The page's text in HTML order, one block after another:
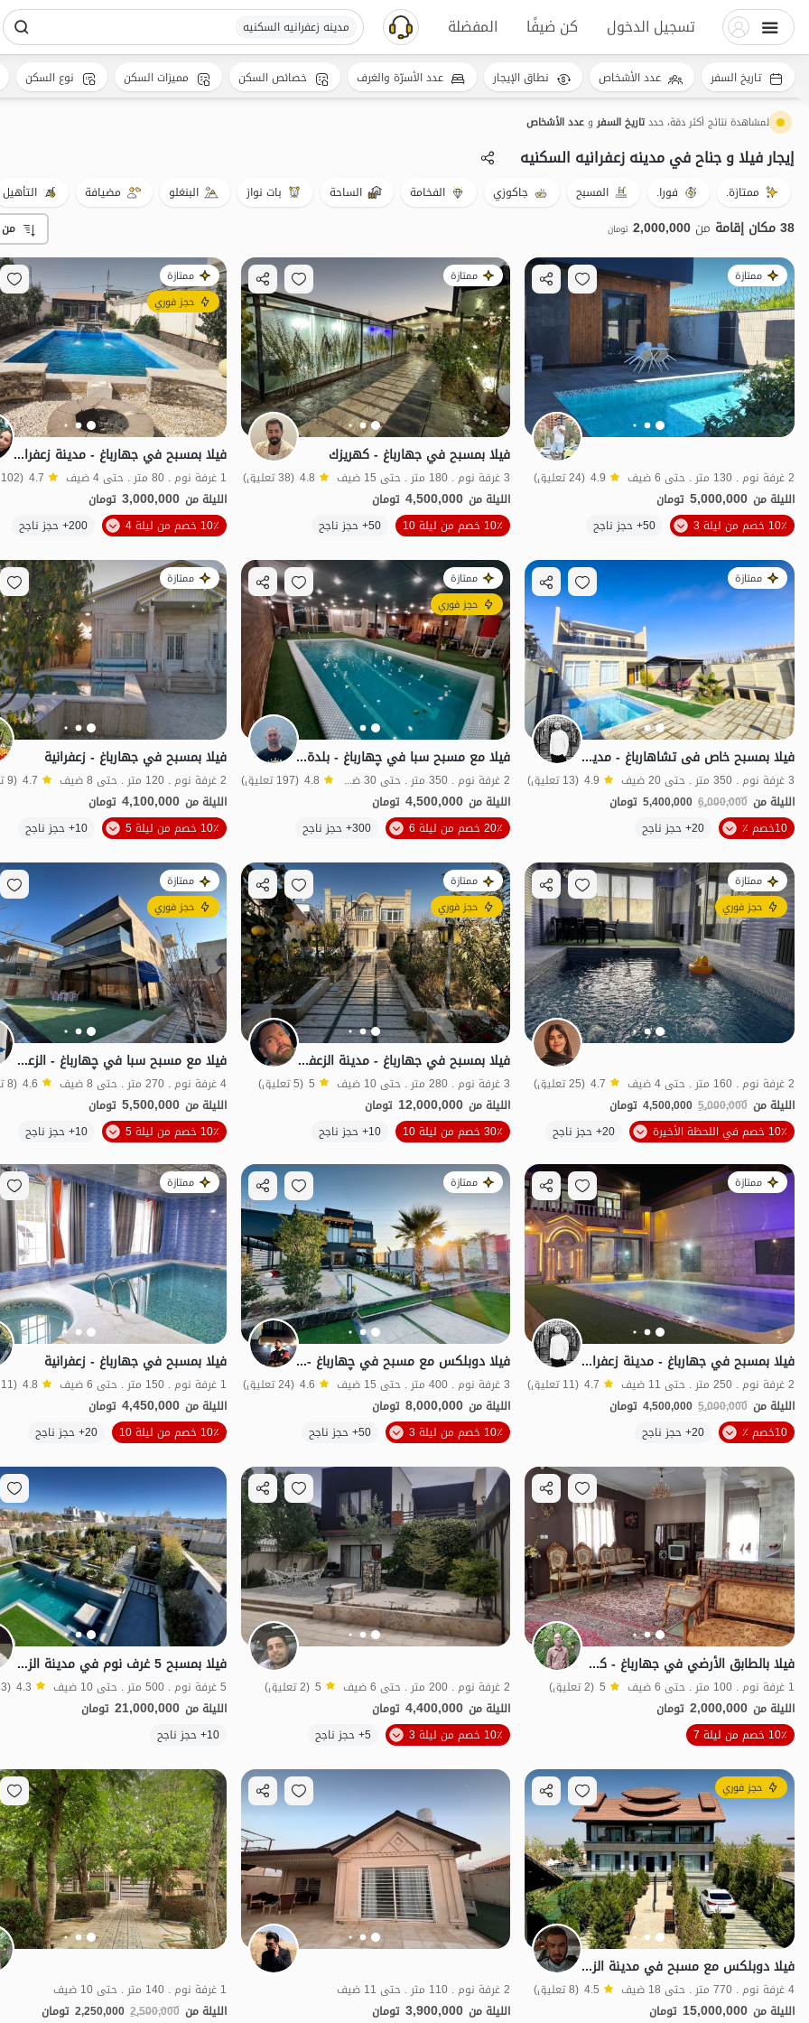
تسجيل الدخول كن ضيفًا المفضلة مدینه زعفرانیه السکنیه
لمشاهدة نتائج أكثر دقة، حددتاريخ السفروعدد الأشخاص
إيجار فيلا و جناح في مدینه زعفرانیه السکنیه
ممتازة. فورا. المسبح جاكوزي الفخامة الساحة بات نواز البنغلو مضيافة التأهيل
38 مكان إقامة من 2,000,000 تومان
ممتازة
2 غرفة نوم . 130 متر . حتى 6 ضيف 4.9 (24 تعليق)
الليلة من 5,000,000 تومان
10٪ خصم من ليلة 3
50+ حجز ناجح مناسبة لإعادة التأهيل الموقع على الخريطة
ممتازة
فيلا بمسبح في جهارباغ - كهريزك
3 غرفة نوم . 180 متر . حتى 15 ضيف 4.8 (38 تعليق)
الليلة من 4,500,000 تومان
10٪ خصم من ليلة 10
50+ حجز ناجح بات نواز
ممتازة
حجز فوري
فيلا بمسبح في جهارباغ - مدينة زعفرانية
1 غرفة نوم . 80 متر . حتى 4 ضيف 4.7 (102 تعليق)
الليلة من 3,000,000 تومان
10٪ خصم من ليلة 4
200+ حجز ناجح
ممتازة
فیلا بمسبح خاص فی تشاهارباغ - مدینه زعفرانیه - وحده 2
3 غرفة نوم . 350 متر . حتى 20 ضيف 4.9 (13 تعليق)
الليلة من 6,000,000
5,400,000 تومان
10خصم ٪
20+ حجز ناجح الموقع على الخريطة
ممتازة
حجز فوري
فيلا مع مسبح سبا في چهارباغ - بلدة الزعفرانية
2 غرفة نوم . 350 متر . حتى 30 ضيف 4.8 (197 تعليق)
الليلة من 4,500,000 تومان
20٪ خصم من ليلة 6
300+ حجز ناجح الفخامة والرفاهية
ممتازة
فيلا بمسبح في جهارباغ - زعفرانية
2 غرفة نوم . 120 متر . حتى 8 ضيف 4.7 (9 تعليق)
الليلة من 4,100,000 تومان
10٪ خصم من ليلة 5
10+ حجز ناجح
ممتازة
حجز فوري
2 غرفة نوم . 160 متر . حتى 4 ضيف 4.7 (25 تعليق)
الليلة من 5,000,000
4,500,000 تومان
10٪ خصم في اللحظة الأخيرة
20+ حجز ناجح الموقع على الخريطة
ممتازة
حجز فوري
فيلا بمسبح في جهارباغ - مدينة الزعفرانية
3 غرفة نوم . 280 متر . حتى 10 ضيف 5 (5 تعليق)
الليلة من 12,000,000 تومان
30٪ خصم من ليلة 10
10+ حجز ناجح الموقع على الخريطة
ممتازة
حجز فوري
فيلا مع مسبح سبا في چهارباغ - الزعفرانية
4 غرفة نوم . 270 متر . حتى 8 ضيف 4.6 (8 تعليق)
الليلة من 5,500,000 تومان
10٪ خصم من ليلة 5
10+ حجز ناجح
ممتازة
فيلا بمسبح في جهارباغ - مدينة زعفرانية - و1
2 غرفة نوم . 250 متر . حتى 11 ضيف 4.7 (11 تعليق)
الليلة من 5,000,000
4,500,000 تومان
10خصم ٪
20+ حجز ناجح الموقع على الخريطة
ممتازة
فيلا دوبلكس مع مسبح في چهارباغ - الزعفرانية
3 غرفة نوم . 400 متر . حتى 15 ضيف 4.6 (24 تعليق)
الليلة من 8,000,000 تومان
10٪ خصم من ليلة 3
50+ حجز ناجح بات نواز
ممتازة
فيلا بمسبح في جهارباغ - زعفرانية
1 غرفة نوم . 150 متر . حتى 6 ضيف 4.8 (11 تعليق)
الليلة من 4,450,000 تومان
10٪ خصم من ليلة 10
20+ حجز ناجح
فيلا بالطابق الأرضي في جهارباغ - كهريزك
1 غرفة نوم . 100 متر . حتى 6 ضيف 5 (2 تعليق)
الليلة من 2,000,000 تومان
10٪ خصم من ليلة 7
الموقع على الخريطة
2 غرفة نوم . 200 متر . حتى 6 ضيف 5 (2 تعليق)
الليلة من 4,400,000 تومان
10٪ خصم من ليلة 3
5+ حجز ناجح الموقع على الخريطة
فيلا بمسبح 5 غرف نوم في مدينة الزعفرانية
5 غرفة نوم . 500 متر . حتى 10 ضيف 4.3 (13 تعليق)
الليلة من 21,000,000 تومان
10+ حجز ناجح
حجز فوري
فيلا دوبلكس مع مسبح في مدينة الزعفرانية
4 غرفة نوم . 770 متر . حتى 18 ضيف 4.5 (8 تعليق)
الليلة من 15,000,000 تومان
2 غرفة نوم . 110 متر . حتى 11 ضيف
الليلة من 3,900,000 تومان
1 غرفة نوم . 140 متر . حتى 10 ضيف
الليلة من 2,500,000
2,250,000 تومان
تاريخ السفر عدد الأشخاص نطاق الإيجار عدد الأسرّة والغرف خصائص السكن مميزات السكن نوع السكن